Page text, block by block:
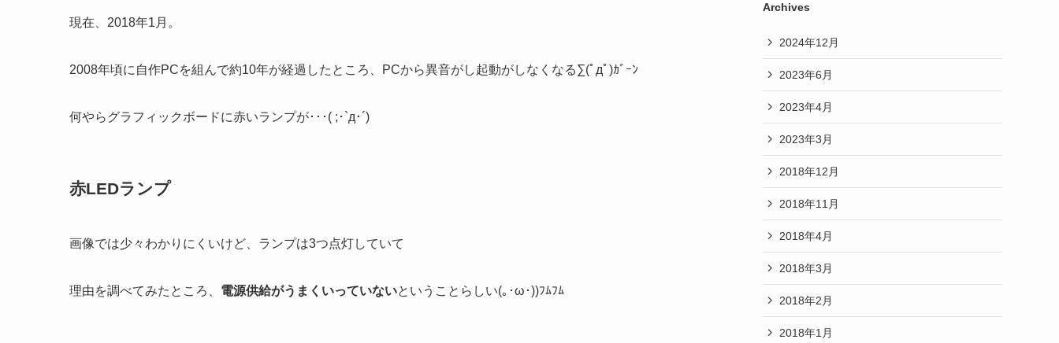
現在、2018年1月。
2008年頃に自作PCを組んで約10年が経過したところ、PCから異音がし起動がしなくなる∑(ﾟдﾟ)ｶﾞｰﾝ
何やらグラフィックボードに赤いランプが･･･( ;･`д･´)
赤LEDランプ
画像では少々わかりにくいけど、ランプは3つ点灯していて
理由を調べてみたところ、 電源供給がうまくいっていないということらしい(｡･ω･))ﾌﾑﾌﾑ
Archives
2024年12月
2023年6月
2023年4月
2023年3月
2018年12月
2018年11月
2018年4月
2018年3月
2018年2月
2018年1月